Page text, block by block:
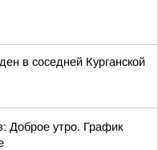
в соседней Курганской
Доброе утро. График